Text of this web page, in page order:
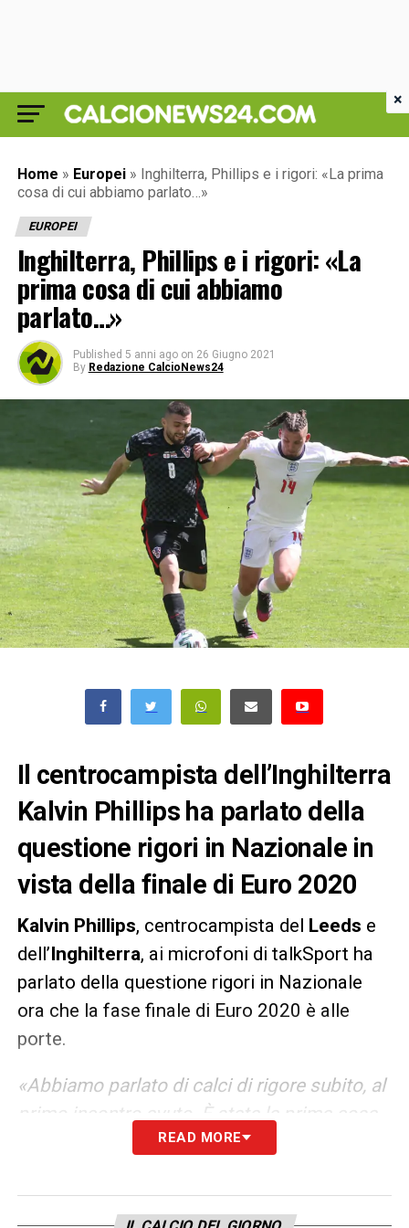
Home » Europei » Inghilterra, Phillips e i rigori: «La prima
cosa di cui abbiamo parlato…»
EUROPEI
Inghilterra, Phillips e i rigori: «La
prima cosa di cui abbiamo
parlato…»
Published 5 anni ago on 26 Giugno 2021
By Redazione CalcioNews24
Il centrocampista dell’Inghilterra
Kalvin Phillips ha parlato della
questione rigori in Nazionale in
vista della finale di Euro 2020
Kalvin Phillips, centrocampista del Leeds e
dell’Inghilterra, ai microfoni di talkSport ha
parlato della questione rigori in Nazionale
ora che la fase finale di Euro 2020 è alle
porte.
«Abbiamo parlato di calci di rigore subito, al
primo incontro avuto. È stata la prima cosa
di cui abbiamo parlato quando siamo arrivati
cosa voleva che facessimo in campo e
READ MORE
×